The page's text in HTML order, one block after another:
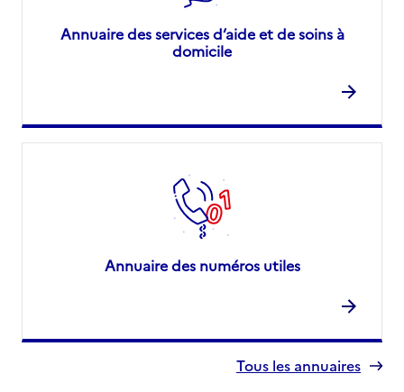
Annuaire des services d’aide et de soins à
domicile
Annuaire des numéros utiles
Tous les annuaires